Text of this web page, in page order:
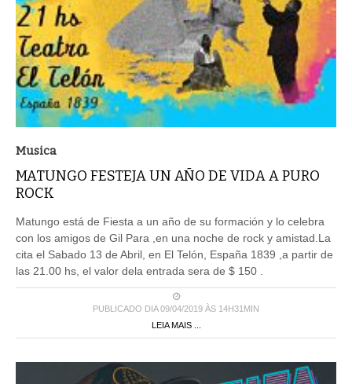
Musica
MATUNGO FESTEJA UN AÑO DE VIDA A PURO
ROCK
Matungo está de Fiesta a un año de su formación y lo celebra
con los amigos de Gil Para ,en una noche de rock y amistad.La
cita el Sabado 13 de Abril, en El Telón, España 1839 ,a partir de
las 21.00 hs, el valor dela entrada sera de $ 150 .
PUBLICADO DIA 09/04/2019 ÀS 14H31MIN
LEIA MAIS ...